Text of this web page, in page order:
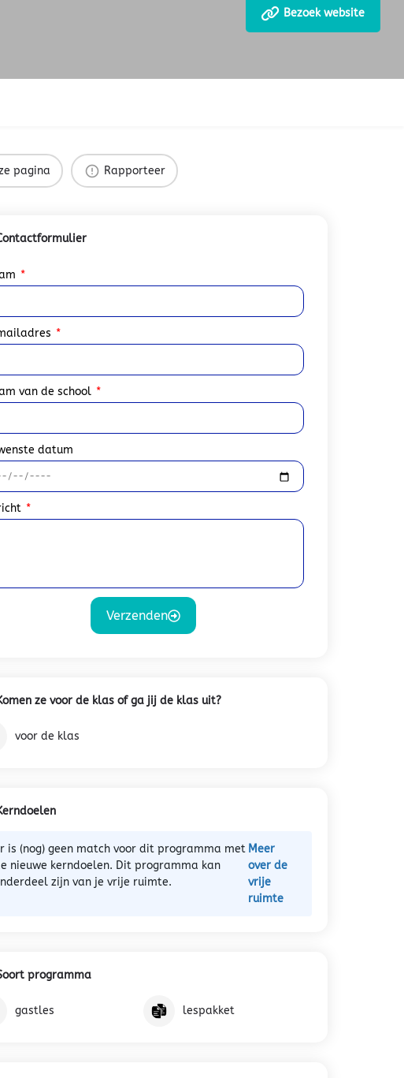
Bezoek website
pagina Rapporteer
van de school
datum
Verzenden
ze voor de klas of ga jij de klas uit?
voor de klas
is (nog) geen match voor dit programma met
nieuwe kerndoelen. Dit programma kan
zijn van je vrije ruimte.
Meer
over de
vrije
ruimte
programma
gastles lespakket